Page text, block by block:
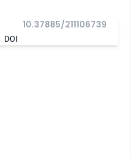
DOI
10.37885/211106739